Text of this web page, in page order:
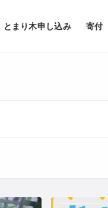
とまり木申し込み 寄付